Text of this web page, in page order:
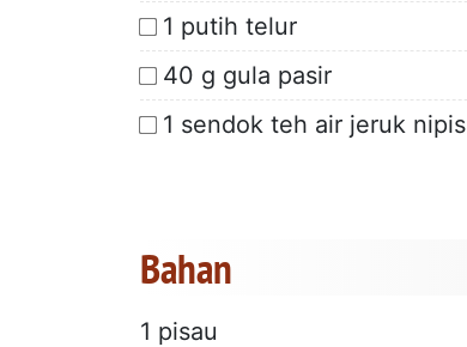
1 putih telur
40 g gula pasir
1 sendok teh air jeruk nipis
Bahan
1 pisau